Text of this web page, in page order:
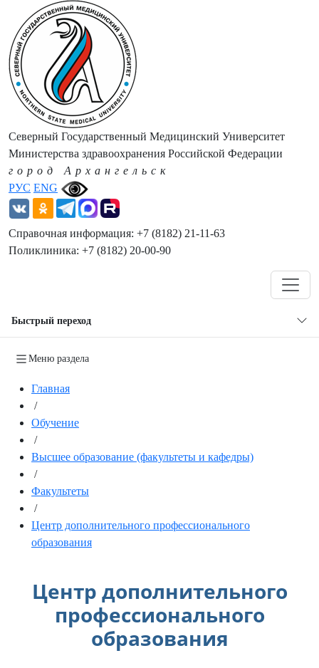
РУС ENG
Северный Государственный Медицинский Университет
Министерства здравоохранения Российской Федерации
город Архангельск
Справочная информация: +7 (8182) 21-11-63
Поликлиника: +7 (8182) 20-00-90
Быстрый переход
Меню раздела
Главная
/
Обучение
/
Высшее образование (факультеты и кафедры)
/
Факультеты
/
Центр дополнительного профессионального
образования
Центр дополнительного
профессионального
образования